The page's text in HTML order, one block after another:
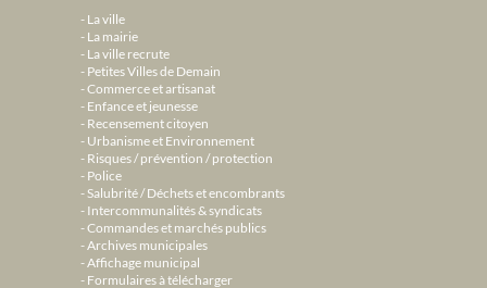
La ville
La mairie
La ville recrute
Petites Villes de Demain
Commerce et artisanat
Enfance et jeunesse
Recensement citoyen
Urbanisme et Environnement
Risques / prévention / protection
Police
Salubrité / Déchets et encombrants
Intercommunalités & syndicats
Commandes et marchés publics
Archives municipales
Affichage municipal
Formulaires à télécharger